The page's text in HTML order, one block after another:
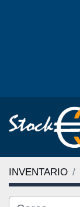
INVENTARIO